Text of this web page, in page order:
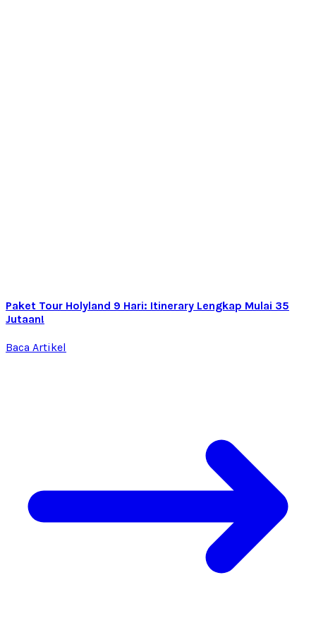
Paket Tour Holyland 9 Hari: Itinerary Lengkap Mulai 35
Jutaan!
Baca Artikel